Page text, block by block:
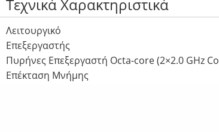
Τεχνικά Χαρακτηριστικά
Λειτουργικό
Επεξεργαστής
Πυρήνες Επεξεργαστή Octa-core (2×2.0 GHz
Επέκταση Μνήμης